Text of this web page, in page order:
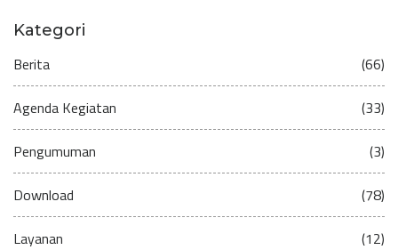
Kategori
Berita (66)
Agenda Kegiatan (33)
Pengumuman (3)
Download (78)
Layanan (12)